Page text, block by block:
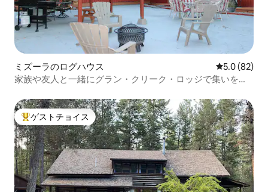
ミズーラのログハウス レビュー82
5.0 (82)
家族や友人と一緒にグラン・クリーク・ロッジで集いを楽
大好評のゲストチョイスです。
ゲストチョイス